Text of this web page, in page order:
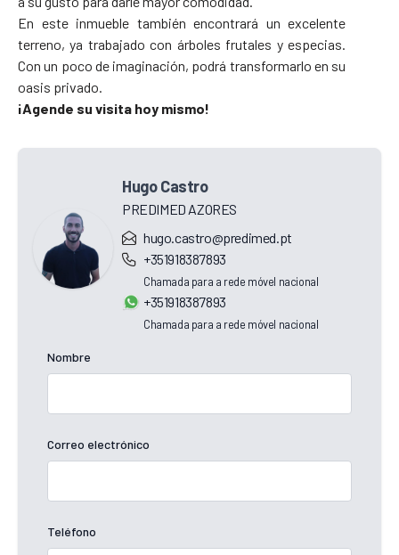
En este inmueble también encontrará un excelente
terreno, ya trabajado con árboles frutales y especias.
Con un poco de imaginación, podrá transformarlo en su
oasis privado.
¡Agende su visita hoy mismo!
Hugo Castro
PREDIMED AZORES
hugo.castro@predimed.pt
+351918387893
Chamada para a rede móvel nacional
+351918387893
Chamada para a rede móvel nacional
Nombre
Correo electrónico
Teléfono